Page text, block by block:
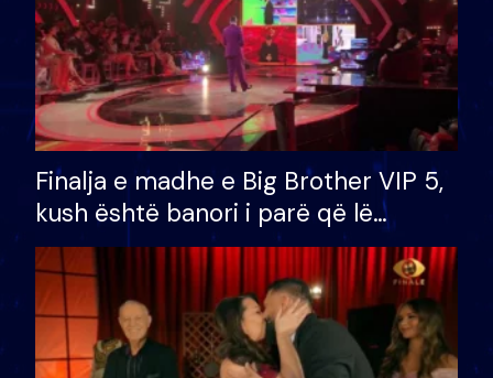
Finalja e madhe e Big Brother VIP 5,
kush është banori i parë që lë
shtëpinë dhe humb mundësinë për
të fituar çmimin e madh